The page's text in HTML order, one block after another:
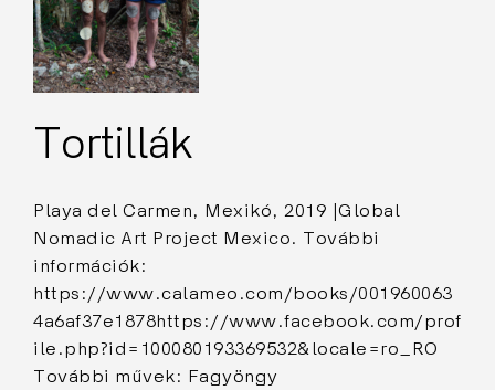
Tortillák
Playa del Carmen, Mexikó, 2019 |Global
Nomadic Art Project Mexico. További
információk:
https://www.calameo.com/books/001960063
4a6af37e1878https://www.facebook.com/prof
ile.php?id=100080193369532&locale=ro_RO
További művek: Fagyöngy